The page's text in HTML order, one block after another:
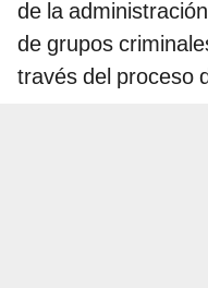
de la
de grupos
través del proceso